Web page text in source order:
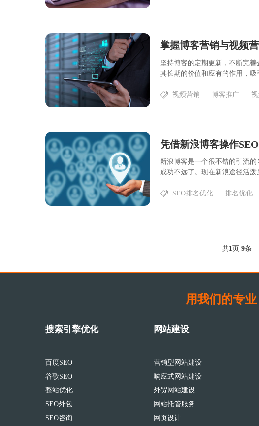
掌握博客营销与视频
坚持博客的定期更新，不断完
其长期的价值和应有的作用，
视频营销 博客推广
凭借新浪博客操作
新浪博客是一个很不错的引流
成功不远了。现在新浪途径活
SEO排名优化 排名优化
共1页 9条
用我们的专
搜索引擎优化
百度SEO
谷歌SEO
整站优化
SEO外包
SEO咨询
网站建设
营销型网站建设
响应式网站建设
外贸网站建设
网站托管服务
网页设计